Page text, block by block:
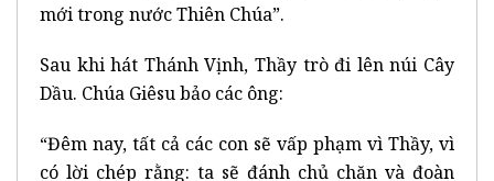
mới trong nước Thiên Chúa”.
Sau khi hát Thánh Vịnh, Thầy trò đi lên núi Cây
Dầu. Chúa Giêsu bảo các ông:
“Đêm nay, tất cả các con sẽ vấp phạm vì Thầy, vì
có lời chép rằng: ta sẽ đánh chủ chăn và đoàn